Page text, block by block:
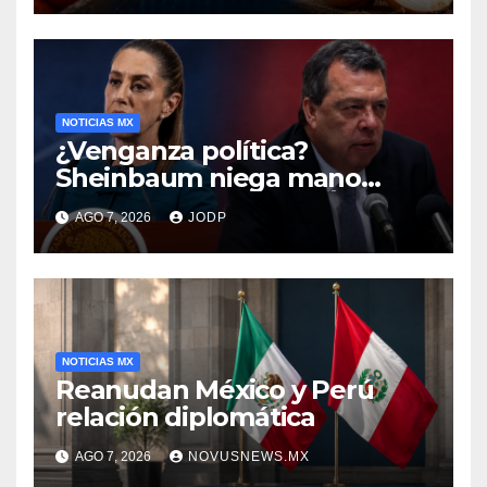
NOTICIAS MX
¿Venganza política?
Sheinbaum niega mano
negra en captura de Ángel
Aguirre
AGO 7, 2026 JODP
NOTICIAS MX
Reanudan México y Perú
relación diplomática
AGO 7, 2026 NOVUSNEWS.MX